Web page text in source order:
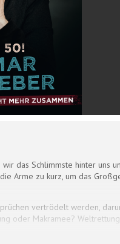
das Schlimmste hinter uns
Arme zu kurz, um das
vertrödelt werden,
oder Makramee?